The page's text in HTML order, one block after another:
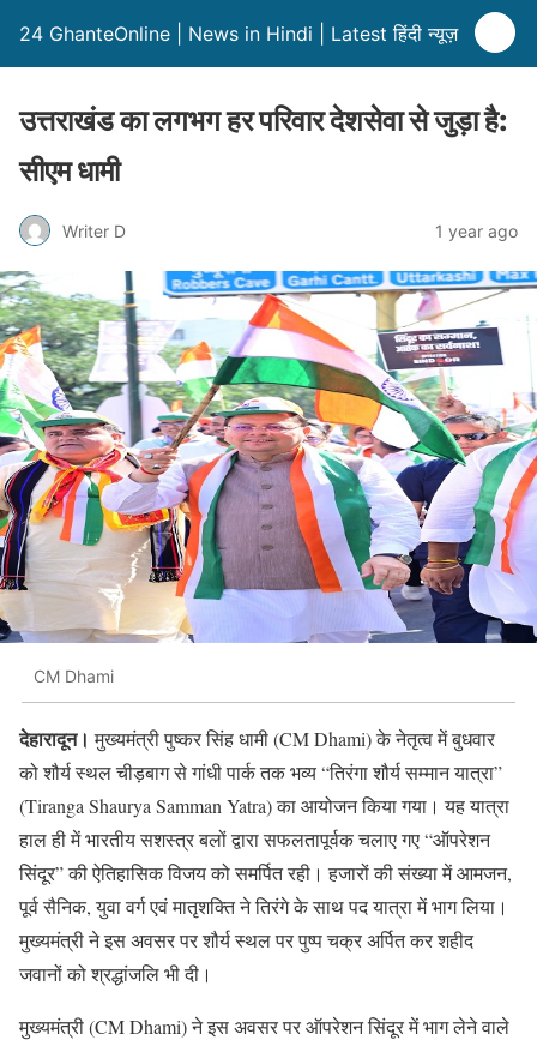
24 GhanteOnline | News in Hindi | Latest हिंदी न्यूज़
उत्तराखंड का लगभग हर परिवार देशसेवा से जुड़ा है:
सीएम धामी
Writer D 1 year ago
CM Dhami
देहारादून। मुख्यमंत्री पुष्कर सिंह धामी (CM Dhami) के नेतृत्व में बुधवार
को शौर्य स्थल चीड़बाग से गांधी पार्क तक भव्य “तिरंगा शौर्य सम्मान यात्रा”
(Tiranga Shaurya Samman Yatra) का आयोजन किया गया। यह यात्रा
हाल ही में भारतीय सशस्त्र बलों द्वारा सफलतापूर्वक चलाए गए “ऑपरेशन
सिंदूर” की ऐतिहासिक विजय को समर्पित रही। हजारों की संख्या में आमजन,
पूर्व सैनिक, युवा वर्ग एवं मातृशक्ति ने तिरंगे के साथ पद यात्रा में भाग लिया।
मुख्यमंत्री ने इस अवसर पर शौर्य स्थल पर पुष्प चक्र अर्पित कर शहीद
जवानों को श्रद्धांजलि भी दी।
मुख्यमंत्री (CM Dhami) ने इस अवसर पर ऑपरेशन सिंदूर में भाग लेने वाले